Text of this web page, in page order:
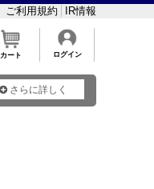
ご利用規約 IR情報
カート ログイン
さらに詳しく